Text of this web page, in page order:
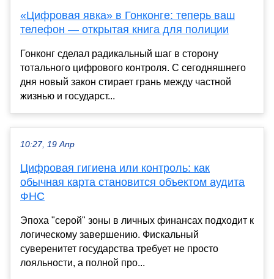
«Цифровая явка» в Гонконге: теперь ваш
телефон — открытая книга для полиции
Гонконг сделал радикальный шаг в сторону
тотального цифрового контроля. С сегодняшнего
дня новый закон стирает грань между частной
жизнью и государст...
10:27, 19 Апр
Цифровая гигиена или контроль: как
обычная карта становится объектом аудита
ФНС
Эпоха "серой" зоны в личных финансах подходит к
логическому завершению. Фискальный
суверенитет государства требует не просто
лояльности, а полной про...